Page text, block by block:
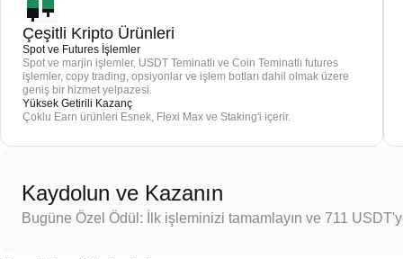
Çeşitli Kripto Ürünleri
Spot ve Futures İşlemler
Spot ve marjin işlemler, USDT Teminatlı ve Coin Teminatlı futures
işlemler, copy trading, opsiyonlar ve işlem botları dahil olmak üzere
geniş bir hizmet yelpazesi.
Yüksek Getirili Kazanç
Çoklu Earn ürünleri Esnek, Flexi Max ve Staking'i içerir.
Kaydolun ve Kazanın
Bugüne Özel Ödül: İlk işleminizi tamamlayın ve 711